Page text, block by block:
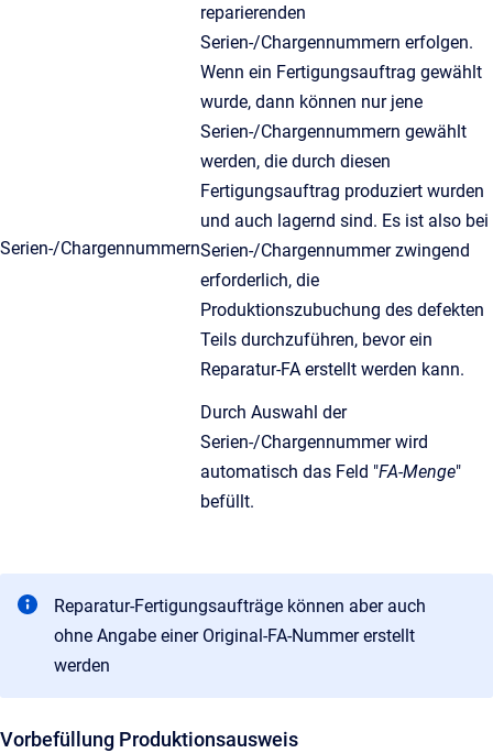
Serien-/Chargennummern
reparierenden
Serien-/Chargennummern erfolgen.
Wenn ein Fertigungsauftrag gewählt
wurde, dann können nur jene
Serien-/Chargennummern gewählt
werden, die durch diesen
Fertigungsauftrag produziert wurden
und auch lagernd sind. Es ist also bei
Serien-/Chargennummer zwingend
erforderlich, die
Produktionszubuchung des defekten
Teils durchzuführen, bevor ein
Reparatur-FA erstellt werden kann.
Durch Auswahl der
Serien-/Chargennummer wird
automatisch das Feld "FA-Menge"
befüllt.
Reparatur-Fertigungsaufträge können aber auch
ohne Angabe einer Original-FA-Nummer erstellt
werden
Vorbefüllung Produktionsausweis